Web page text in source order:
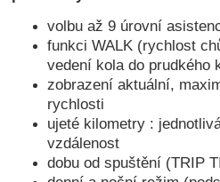
volbu až 9 úrovní
funkci WALK (rychlost
vedení kola do prudkého
zobrazení aktuální,
rychlosti
ujeté kilometry :
vzdálenost
dobu od spuštění (TRIP